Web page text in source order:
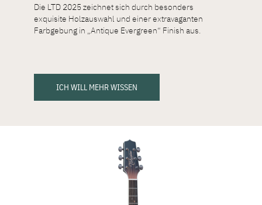
Die LTD 2025 zeichnet sich durch besonders
exquisite Holzauswahl und einer extravaganten
Farbgebung in „Antique Evergreen“ Finish aus.
ICH WILL MEHR WISSEN